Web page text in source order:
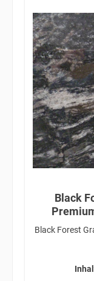
Black
Black Forest